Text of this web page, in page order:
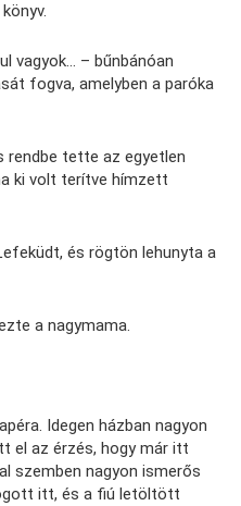
vagyok… – bűnbánóan
fogva, amelyben a paróka
rendbe tette az egyetlen
ki volt terítve hímzett
és rögtön lehunyta a
a nagymama.
Idegen házban nagyon
el az érzés, hogy már itt
szemben nagyon ismerős
itt, és a fiú letöltött